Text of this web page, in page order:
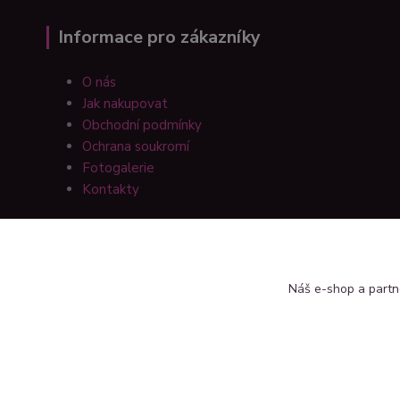
Informace pro zákazníky
O nás
Jak nakupovat
Obchodní podmínky
Ochrana soukromí
Fotogalerie
Kontakty
Náš e-shop a